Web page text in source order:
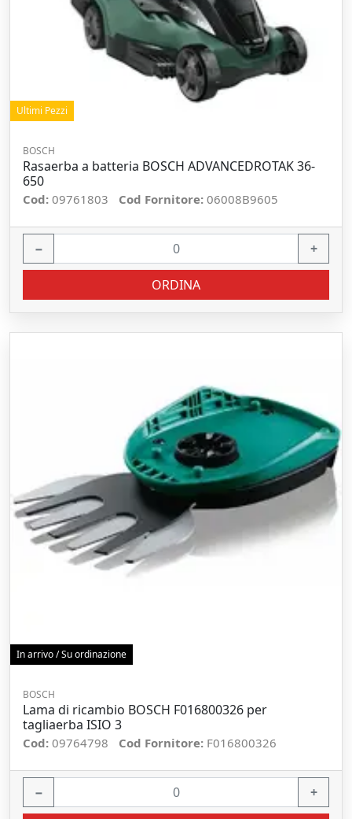
Ultimi Pezzi
BOSCH
Rasaerba a batteria BOSCH ADVANCEDROTAK 36-
650
Cod: 09761803 Cod Fornitore: 06008B9605
− +
ORDINA
In arrivo / Su ordinazione
BOSCH
Lama di ricambio BOSCH F016800326 per
tagliaerba ISIO 3
Cod: 09764798 Cod Fornitore: F016800326
− +